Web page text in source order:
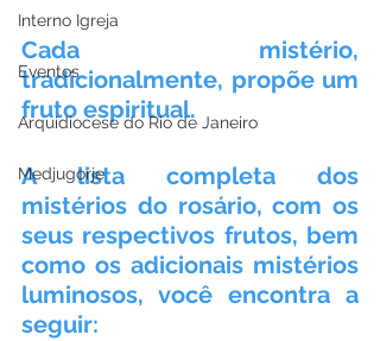
Interno Igreja
Eventos
Arquidiocese do Rio de Janeiro
Medjugorje
Cada mistério,
tradicionalmente, propõe um
fruto espiritual.
A lista completa dos
mistérios do rosário, com os
seus respectivos frutos, bem
como os adicionais mistérios
luminosos, você encontra a
seguir: